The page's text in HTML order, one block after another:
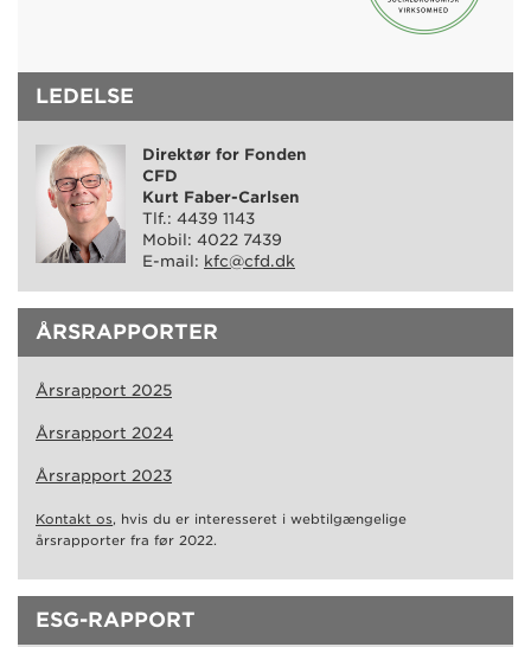
LEDELSE
Direktør for Fonden
CFD
Kurt Faber-Carlsen
Tlf.: 4439 1143
Mobil: 4022 7439
E-mail: kfc@cfd.dk
ÅRSRAPPORTER
Årsrapport 2025
Årsrapport 2024
Årsrapport 2023
Kontakt os, hvis du er interesseret i webtilgængelige
årsrapporter fra før 2022.
ESG-RAPPORT